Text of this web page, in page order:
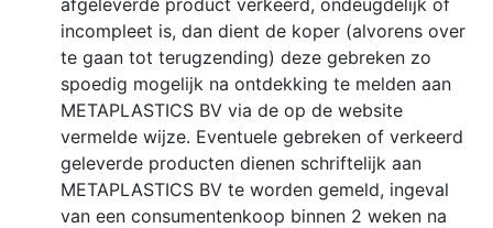
afgeleverde product verkeerd, ondeugdelijk of
incompleet is, dan dient de koper (alvorens over
te gaan tot terugzending) deze gebreken zo
spoedig mogelijk na ontdekking te melden aan
METAPLASTICS BV via de op de website
vermelde wijze. Eventuele gebreken of verkeerd
geleverde producten dienen schriftelijk aan
METAPLASTICS BV te worden gemeld, ingeval
van een consumentenkoop binnen 2 weken na